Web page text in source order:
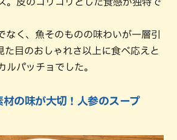
なく、魚そのものの味わいが一層引
た目のおしゃれさ以上に食べ応えと
ルパッチョでした。
材の味が大切！人参のスープ